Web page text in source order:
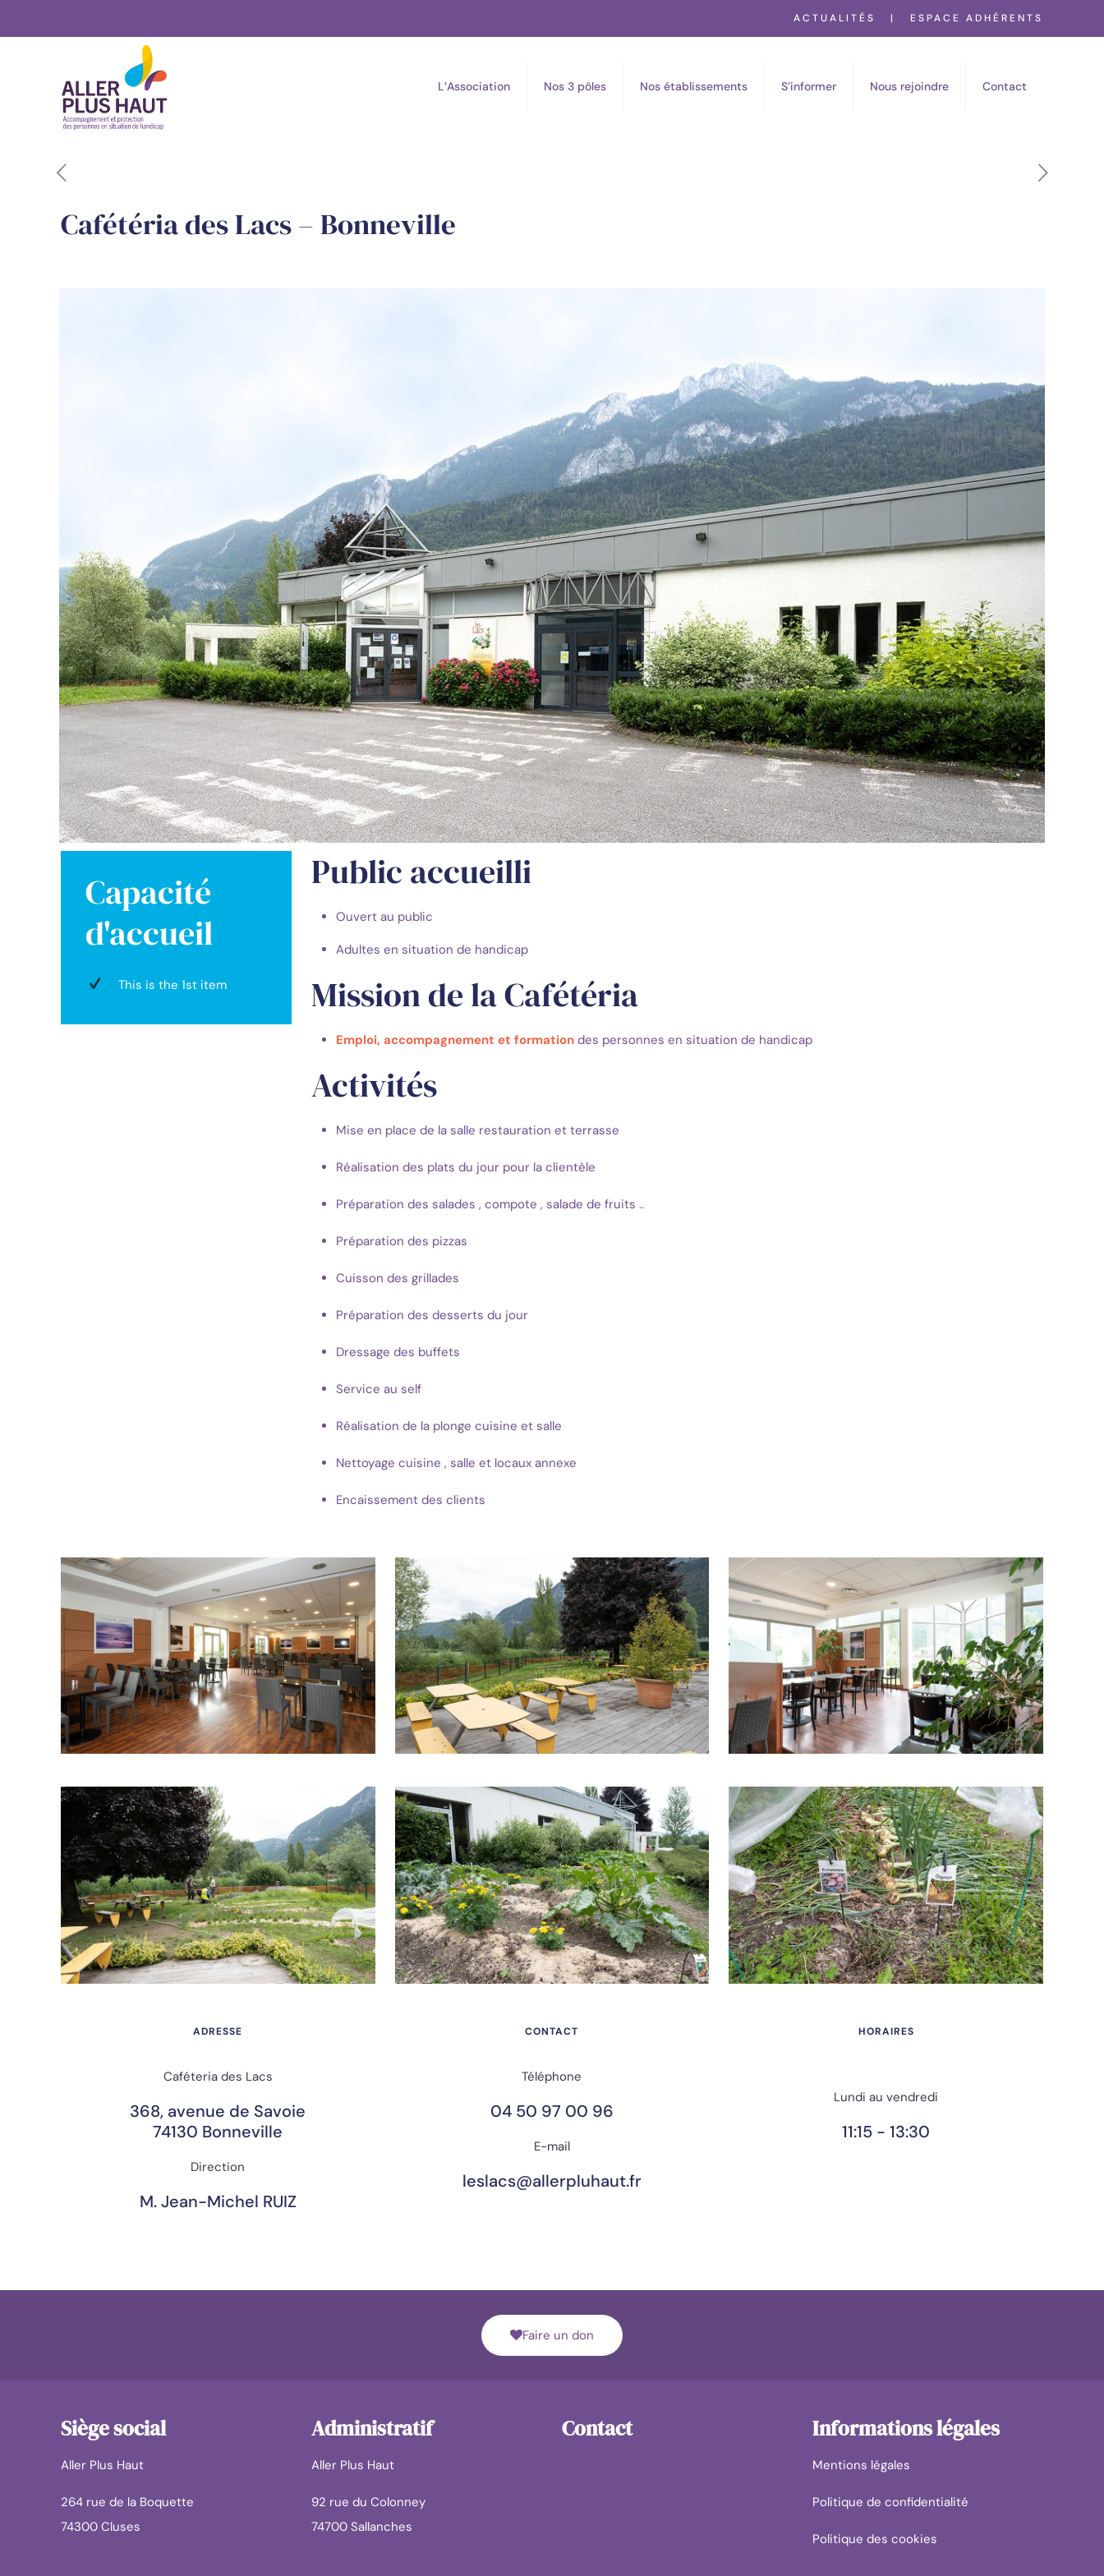
ACTUALITÉS | ESPACE ADHÉRENTS
L’Association Nos 3 pôles Nos établissements S’informer Nous rejoindre Contact
Cafétéria des Lacs – Bonneville
Capacité
d'accueil
This is the 1st item
Public accueilli
Ouvert au public
Adultes en situation de handicap
Mission de la Cafétéria
Emploi, accompagnement et formation des personnes en situation de handicap
Activités
Mise en place de la salle restauration et terrasse
Réalisation des plats du jour pour la clientèle
Préparation des salades , compote , salade de fruits ..
Préparation des pizzas
Cuisson des grillades
Préparation des desserts du jour
Dressage des buffets
Service au self
Réalisation de la plonge cuisine et salle
Nettoyage cuisine , salle et locaux annexe
Encaissement des clients
ADRESSE
Caféteria des Lacs
368, avenue de Savoie
74130 Bonneville
Direction
M. Jean-Michel RUIZ
CONTACT
Téléphone
04 50 97 00 96
E-mail
leslacs@allerpluhaut.fr
HORAIRES
Lundi au vendredi
11:15 - 13:30
Faire un don
Siège social
Aller Plus Haut
264 rue de la Boquette
74300 Cluses
Administratif
Aller Plus Haut
92 rue du Colonney
74700 Sallanches
Contact Informations légales
Mentions légales
Politique de confidentialité
Politique des cookies